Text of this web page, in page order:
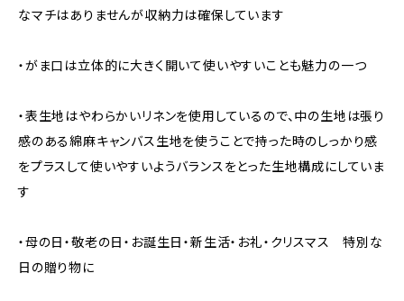
なマチはありませんが収納力は確保しています
・がま口は立体的に大きく開いて使いやすいことも魅力の一つ
・表生地はやわらかいリネンを使用しているので、中の生地は張り
感のある綿麻キャンバス生地を使うことで持った時のしっかり感
をプラスして使いやすいようバランスをとった生地構成にしていま
す
・母の日・敬老の日・お誕生日・新生活・お礼・クリスマス 特別な
日の贈り物に